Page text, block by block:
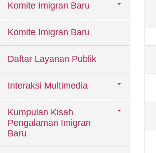
Komite Imigran Baru
Komite Imigran Baru
Daftar Layanan Publik
Interaksi Multimedia
Kumpulan Kisah
Pengalaman Imigran
Baru